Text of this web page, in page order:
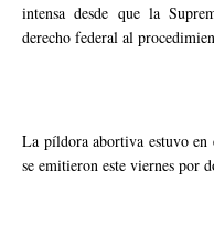
intensa desde que la
derecho federal al
La píldora abortiva estuvo en
se emitieron este viernes por